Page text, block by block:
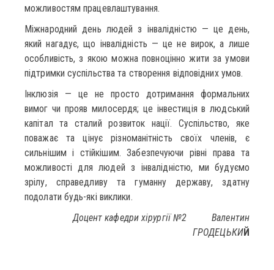
можливостям працевлаштування.
Міжнародний день людей з інвалідністю — це день,
який нагадує, що інвалідність — це не вирок, а лише
особливість, з якою можна повноцінно жити за умови
підтримки суспільства та створення відповідних умов.
Інклюзія — це не просто дотримання формальних
вимог чи прояв милосердя; це інвестиція в людський
капітал та сталий розвиток нації. Суспільство, яке
поважає та цінує різноманітність своїх членів, є
сильнішим і стійкішим. Забезпечуючи рівні права та
можливості для людей з інвалідністю, ми будуємо
зрілу, справедливу та гуманну державу, здатну
подолати будь-які виклики.
Доцент кафедри хірургії №2 Валентин
ГРОДЕЦЬКИЙ